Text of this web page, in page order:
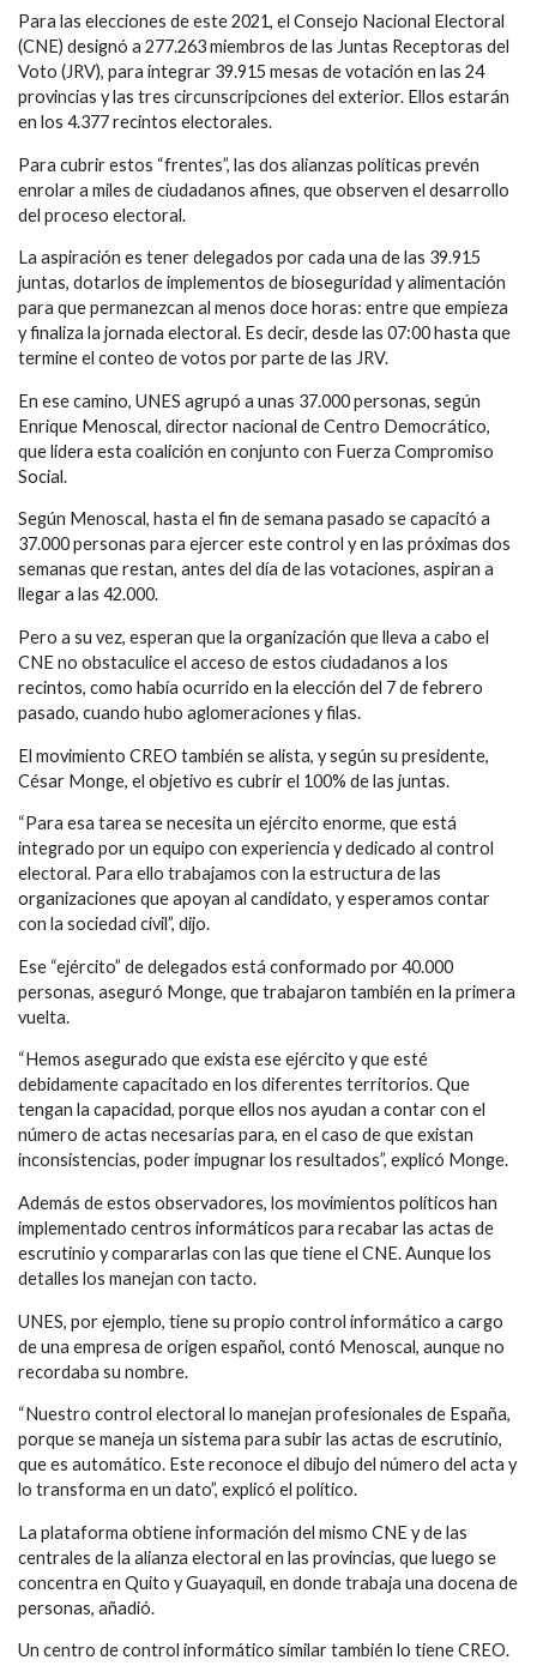
Para las elecciones de este 2021, el Consejo Nacional Electoral
(CNE) designó a 277.263 miembros de las Juntas Receptoras del
Voto (JRV), para integrar 39.915 mesas de votación en las 24
provincias y las tres circunscripciones del exterior. Ellos estarán
en los 4.377 recintos electorales.
Para cubrir estos “frentes”, las dos alianzas políticas prevén
enrolar a miles de ciudadanos afines, que observen el desarrollo
del proceso electoral.
La aspiración es tener delegados por cada una de las 39.915
juntas, dotarlos de implementos de bioseguridad y alimentación
para que permanezcan al menos doce horas: entre que empieza
y finaliza la jornada electoral. Es decir, desde las 07:00 hasta que
termine el conteo de votos por parte de las JRV.
En ese camino, UNES agrupó a unas 37.000 personas, según
Enrique Menoscal, director nacional de Centro Democrático,
que lidera esta coalición en conjunto con Fuerza Compromiso
Social.
Según Menoscal, hasta el fin de semana pasado se capacitó a
37.000 personas para ejercer este control y en las próximas dos
semanas que restan, antes del día de las votaciones, aspiran a
llegar a las 42.000.
Pero a su vez, esperan que la organización que lleva a cabo el
CNE no obstaculice el acceso de estos ciudadanos a los
recintos, como había ocurrido en la elección del 7 de febrero
pasado, cuando hubo aglomeraciones y filas.
El movimiento CREO también se alista, y según su presidente,
César Monge, el objetivo es cubrir el 100% de las juntas.
“Para esa tarea se necesita un ejército enorme, que está
integrado por un equipo con experiencia y dedicado al control
electoral. Para ello trabajamos con la estructura de las
organizaciones que apoyan al candidato, y esperamos contar
con la sociedad civil”, dijo.
Ese “ejército” de delegados está conformado por 40.000
personas, aseguró Monge, que trabajaron también en la primera
vuelta.
“Hemos asegurado que exista ese ejército y que esté
debidamente capacitado en los diferentes territorios. Que
tengan la capacidad, porque ellos nos ayudan a contar con el
número de actas necesarias para, en el caso de que existan
inconsistencias, poder impugnar los resultados”, explicó Monge.
Además de estos observadores, los movimientos políticos han
implementado centros informáticos para recabar las actas de
escrutinio y compararlas con las que tiene el CNE. Aunque los
detalles los manejan con tacto.
UNES, por ejemplo, tiene su propio control informático a cargo
de una empresa de origen español, contó Menoscal, aunque no
recordaba su nombre.
“Nuestro control electoral lo manejan profesionales de España,
porque se maneja un sistema para subir las actas de escrutinio,
que es automático. Este reconoce el dibujo del número del acta y
lo transforma en un dato”, explicó el político.
La plataforma obtiene información del mismo CNE y de las
centrales de la alianza electoral en las provincias, que luego se
concentra en Quito y Guayaquil, en donde trabaja una docena de
personas, añadió.
Un centro de control informático similar también lo tiene CREO.